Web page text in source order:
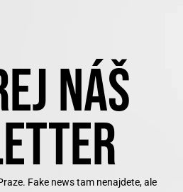
NÁŠ
Fake news tam nenajdete, ale